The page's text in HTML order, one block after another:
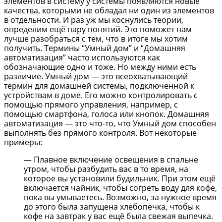
качества, которыми не обладал ни один из элементов
в отдельности. И раз уж мы коснулись теории,
определим ещё пару понятий. Это поможет нам
лучше разобраться с тем, что в итоге мы хотим
получить. Термины “Умный дом” и “Домашняя
автоматизация” часто используются как
обозначающие одно и тоже. Но между ними есть
различие. Умный дом — это всеохватывающий
термин для домашней системы, подключенной к
устройствам в доме. Его можно контролировать с
помощью прямого управления, например, с
помощью смартфона, голоса или кнопок. Домашняя
автоматизация — это что-то, что Умный дом способен
выполнять без прямого контроля. Вот некоторые
примеры:
— Плавное включение освещения в спальне
утром, чтобы разбудить вас в то время, на
которое вы установили будильник. При этом ещё
включается чайник, чтобы согреть воду для кофе,
пока вы умываетесь. Возможно, за нужное время
до этого была запущена хлебопечка, чтобы к
кофе на завтрак у вас ещё была свежая выпечка.